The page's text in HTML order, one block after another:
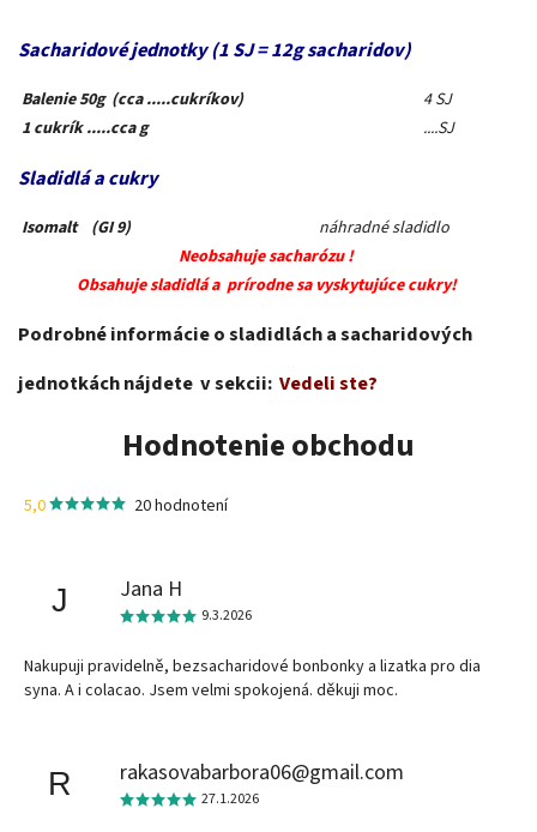
Sacharidové jednotky (1 SJ = 12g sacharidov)
Balenie 50g (cca .....cukríkov)
4 SJ
1 cukrík .....cca g
....SJ
Sladidlá a cukry
Isomalt (GI 9)
náhradné sladidlo
Neobsahuje sacharózu !
Obsahuje sladidlá a prírodne sa vyskytujúce cukry!
Podrobné informácie o sladidlách a sacharidových
jednotkách nájdete v sekcii: Vedeli ste?
Hodnotenie obchodu
5,0 20 hodnotení
J Jana H
9.3.2026
Nakupuji pravidelně, bezsacharidové bonbonky a lizatka pro dia
syna. A i colacao. Jsem velmi spokojená. děkuji moc.
R rakasovabarbora06@gmail.com
27.1.2026